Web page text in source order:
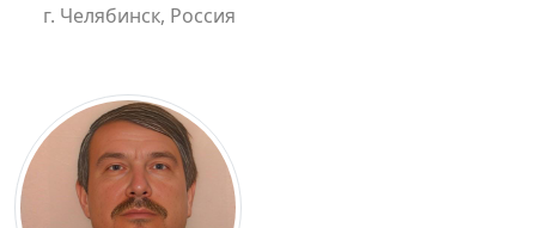
г. Челябинск, Россия